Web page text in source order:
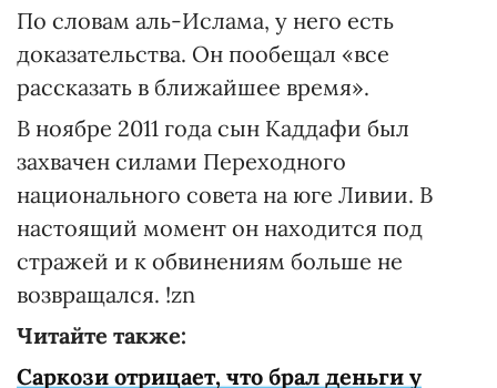
По словам аль-Ислама, у него есть
доказательства. Он пообещал «все
рассказать в ближайшее время».
В ноябре 2011 года сын Каддафи был
захвачен силами Переходного
национального совета на юге Ливии. В
настоящий момент он находится под
стражей и к обвинениям больше не
возвращался. !zn
Читайте также:
Саркози отрицает, что брал деньги у